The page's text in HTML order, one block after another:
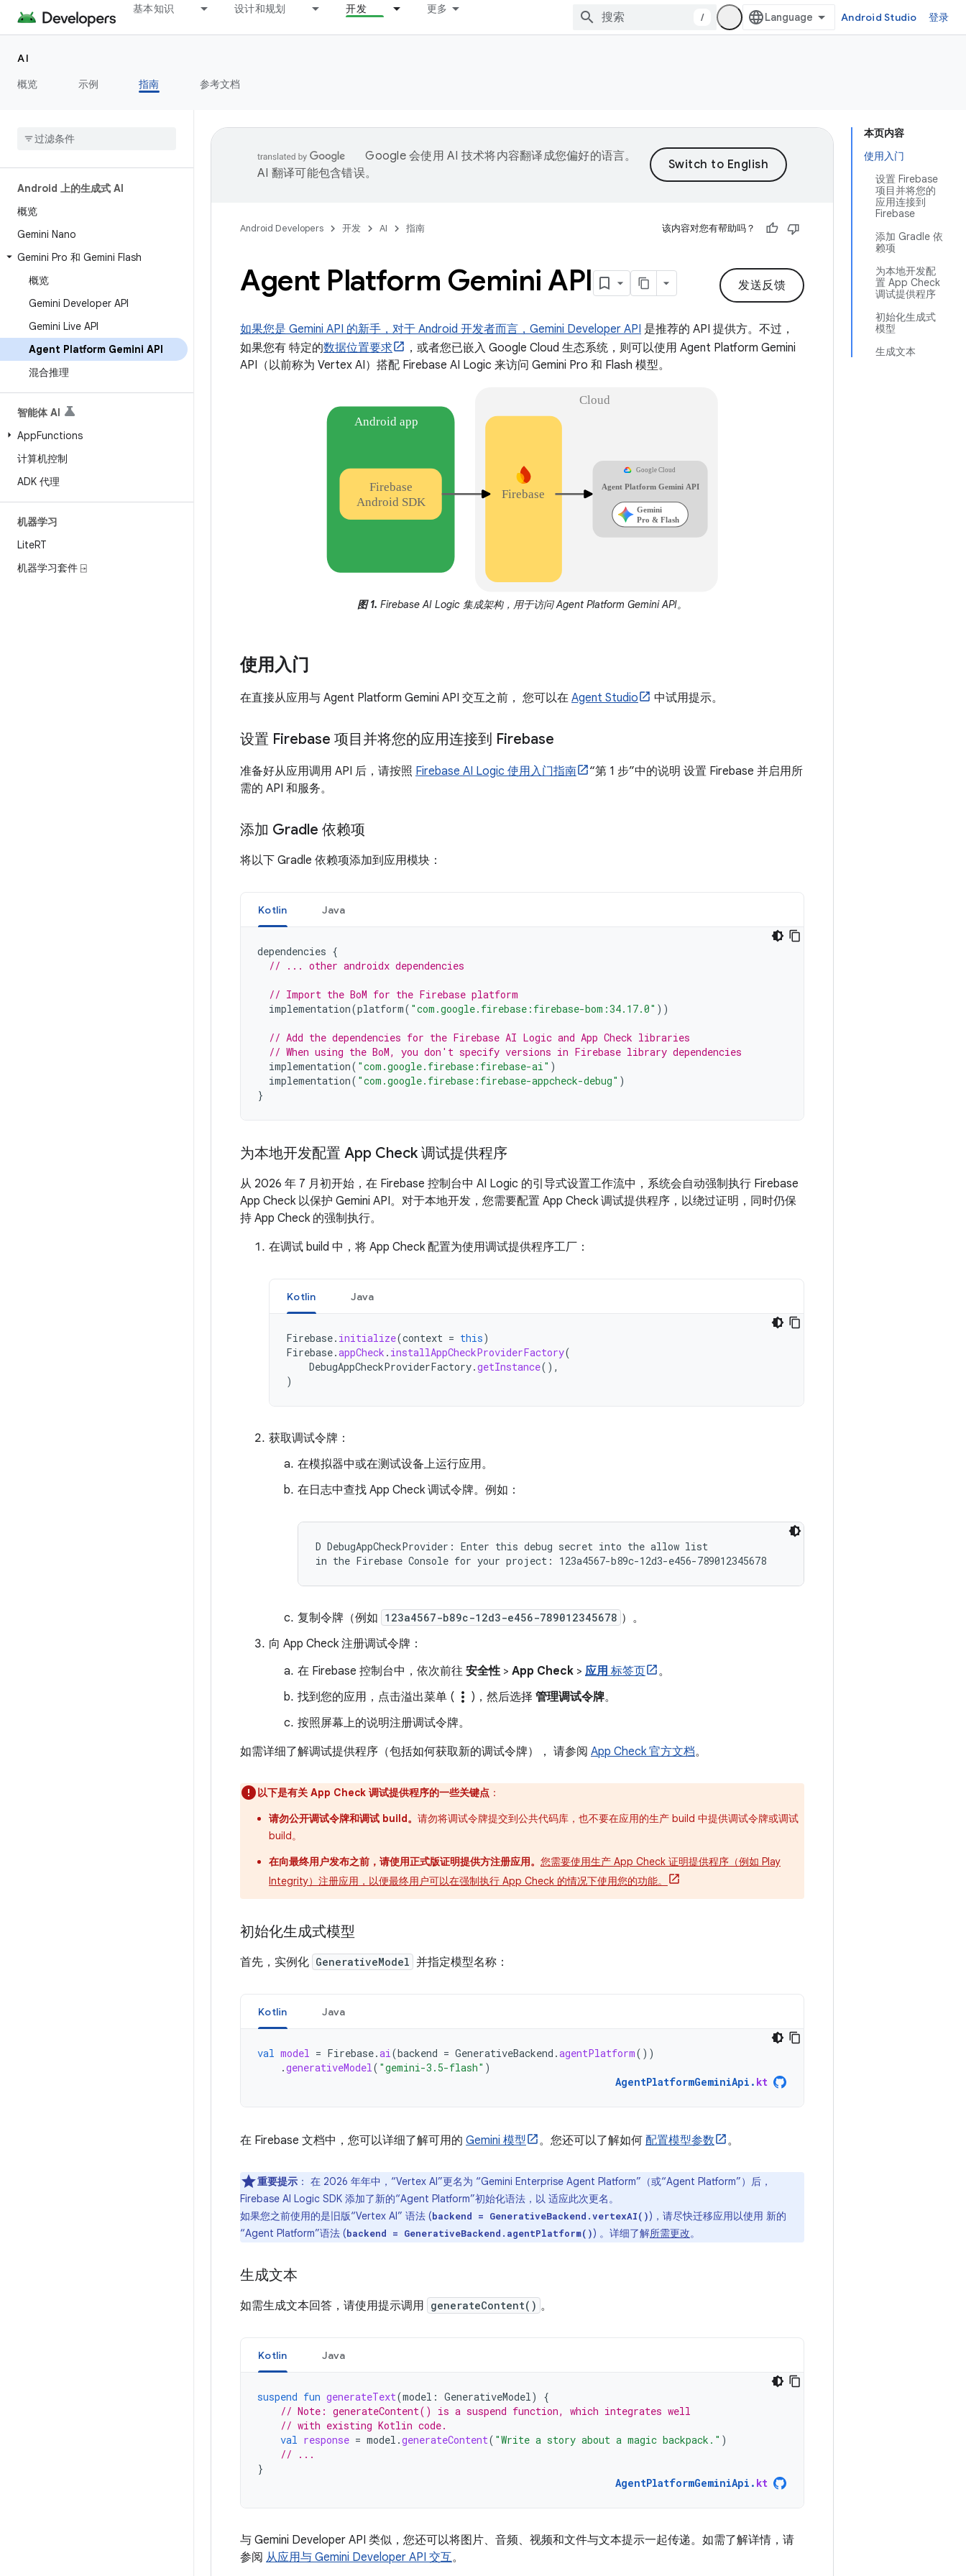
基本知识 设计和规划 开发 更多
/ Android Studio 登录
AI
概览
示例 指南 参考文档
Android 上的生成式 AI
概览
Gemini Nano
Gemini Pro 和 Gemini Flash
概览
Gemini Developer API
Gemini Live API
Agent Platform Gemini API
混合推理
智能体 AI
AppFunctions
计算机控制
ADK 代理
机器学习
LiteRT
机器学习套件 ⍈
本页内容
使用入门
设置 Firebase
项目并将您的
应用连接到
Firebase
添加 Gradle 依
赖项
为本地开发配
置 App Check
调试提供程序
初始化生成式
模型
生成文本
Google 会使用 AI 技术将内容翻译成您偏好的语言。
AI 翻译可能包含错误。
Android Developers 开发 AI 指南 该内容对您有帮助吗？
发送反馈
Agent Platform Gemini API
如果您是 Gemini API 的新手，对于 Android 开发者而言， Gemini Developer API 是推荐的 API 提供方。不过，
如果您有 特定的数据位置要求
，或者您已嵌入 Google Cloud 生态系统，则可以使用 Agent Platform Gemini
API（以前称为 Vertex AI）搭配 Firebase AI Logic 来访问 Gemini Pro 和 Flash 模型。
图 1. Firebase AI Logic 集成架构，用于访问 Agent Platform Gemini API。
使用入门
在直接从应用与 Agent Platform Gemini API 交互之前， 您可以在 Agent Studio 中试用提示。
设置 Firebase 项目并将您的应用连接到 Firebase
准备好从应用调用 API 后，请按照 Firebase AI Logic 使用入门指南
“第 1 步”中的说明 设置 Firebase 并启用所
需的 API 和服务。
添加 Gradle 依赖项
将以下 Gradle 依赖项添加到应用模块：
Kotlin Java
dependencies {
// ... other androidx dependencies
// Import the BoM for the Firebase platform
implementation(platform( "com.google.firebase:firebase-bom:34.17.0" ))
// Add the dependencies for the Firebase AI Logic and App Check libraries
// When using the BoM, you don't specify versions in Firebase library dependencies
implementation( "com.google.firebase:firebase-ai" )
implementation( "com.google.firebase:firebase-appcheck-debug" )
}
为本地开发配置 App Check 调试提供程序
从 2026 年 7 月初开始，在 Firebase 控制台中 AI Logic 的引导式设置工作流中，系统会自动强制执行 Firebase
App Check 以保护 Gemini API。对于本地开发，您需要配置 App Check 调试提供程序，以绕过证明，同时仍保
持 App Check 的强制执行。
在调试 build 中，将 App Check 配置为使用调试提供程序工厂：
Kotlin Java
Firebase. initialize(context = this)
Firebase.appCheck . installAppCheckProviderFactory(
DebugAppCheckProviderFactory.getInstance(),
)
获取调试令牌：
在模拟器中或在测试设备上运行应用。
在日志中查找 App Check 调试令牌。例如：
D DebugAppCheckProvider: Enter this debug secret into the allow list
复制令牌（例如 123a4567-b89c-12d3-e456-789012345678 ）。
向 App Check 注册调试令牌：
在 Firebase 控制台中，依次前往 安全性 > App Check > 应用 标签页
。
找到您的应用，点击溢出菜单 ( more_vert )，然后选择 管理调试令牌。
按照屏幕上的说明注册调试令牌。
如需详细了解调试提供程序（包括如何获取新的调试令牌）， 请参阅 App Check 官方文档。
以下是有关 App Check 调试提供程序的一些关键点 ：
请勿公开调试令牌和调试 build。 请勿将调试令牌提交到公共代码库，也不要在应用的生产 build 中提供调试令牌或调试
build。
在向最终用户发布之前，请使用正式版证明提供方注册应用。 您需要使用生产 App Check 证明提供程序（例如 Play
Integrity）注册应用，以便最终用户可以在强制执行 App Check 的情况下使用您的功能。
初始化生成式模型
首先，实例化 GenerativeModel 并指定模型名称：
Kotlin Java
val model = Firebase.ai(backend = GenerativeBackend .agentPlatform())
.generativeModel( "gemini-3.5-flash" )
AgentPlatformGeminiApi . kt
在 Firebase 文档中，您可以详细了解可用的 Gemini 模型 。您还可以了解如何 配置模型参数 。
重要提示 ： 在 2026 年年中，“Vertex AI”更名为 “Gemini Enterprise Agent Platform”（或“Agent Platform”）后，
Firebase AI Logic SDK 添加了新的“Agent Platform”初始化语法，以 适应此次更名。
如果您之前使用的是旧版“Vertex AI” 语法 (backend = GenerativeBackend.vertexAI())，请尽快迁移应用以使用 新的
“Agent Platform”语法 (backend = GenerativeBackend.agentPlatform()) 。详细了解所需更改。
生成文本
如需生成文本回答，请使用提示调用 generateContent() 。
Kotlin Java
suspend fun generateText(model : GenerativeModel)
{
// Note: generateContent() is a suspend function, which integrates well
// with existing Kotlin code.
val response = model .generateContent( "Write a story about a magic backpack." )
// ...
}
AgentPlatformGeminiApi . kt
与 Gemini Developer API 类似，您还可以将图片、音频、视频和文件与文本提示一起传递。如需了解详情，请
参阅 从应用与 Gemini Developer API 交互。